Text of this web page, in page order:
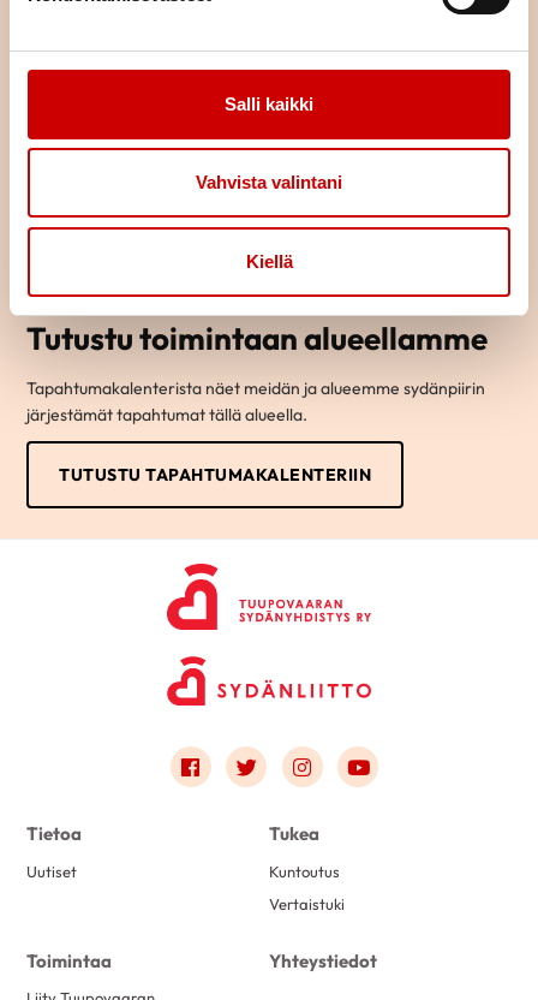
Salli kaikki
Vahvista valintani
Kiellä
Tutustu toimintaan alueellamme
Tapahtumakalenterista näet meidän ja alueemme sydänpiirin
järjestämät tapahtumat tällä alueella.
TUTUSTU TAPAHTUMAKALENTERIIN
Link to facebook
Link to twitter
Link to instagram
Link to youtube
Tietoa
Uutiset
Tukea
Kuntoutus
Vertaistuki
Toimintaa Yhteystiedot